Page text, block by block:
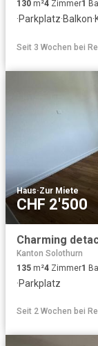
130 m²4 Zimmer1
·Parkplatz·Balkon·
Seit 3 Wochen bei
Haus·Zur Miete
CHF 2'500
Charming
Kanton Solothurn
135 m²4 Zimmer1
·Parkplatz
Seit 2 Wochen bei